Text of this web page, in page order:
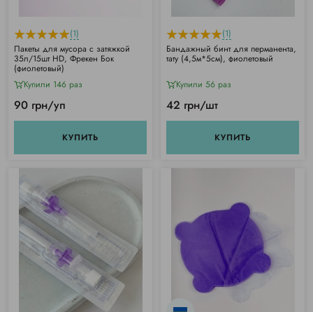
(1)
Пакеты для мусора с затяжкой
35л/15шт HD, Фрекен Бок
(фиолетовый)
Купили 146 раз
90 грн/уп
КУПИТЬ
(1)
Бандажный бинт для перманента,
тату (4,5м*5см), фиолетовый
Купили 56 раз
42 грн/шт
КУПИТЬ